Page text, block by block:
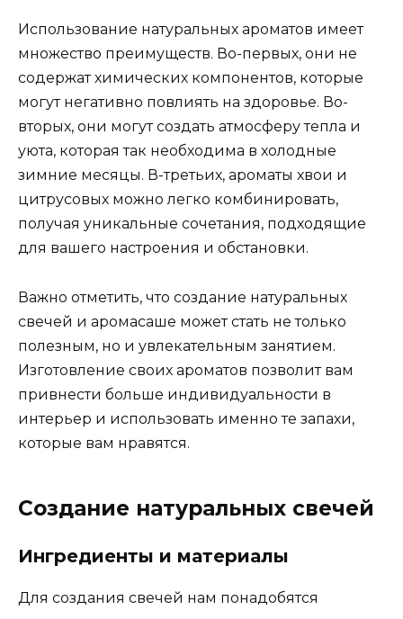
Использование натуральных ароматов имеет
множество преимуществ. Во-первых, они не
содержат химических компонентов, которые
могут негативно повлиять на здоровье. Во-
вторых, они могут создать атмосферу тепла и
уюта, которая так необходима в холодные
зимние месяцы. В-третьих, ароматы хвои и
цитрусовых можно легко комбинировать,
получая уникальные сочетания, подходящие
для вашего настроения и обстановки.
Важно отметить, что создание натуральных
свечей и аромасаше может стать не только
полезным, но и увлекательным занятием.
Изготовление своих ароматов позволит вам
привнести больше индивидуальности в
интерьер и использовать именно те запахи,
которые вам нравятся.
Создание натуральных свечей
Ингредиенты и материалы
Для создания свечей нам понадобятся